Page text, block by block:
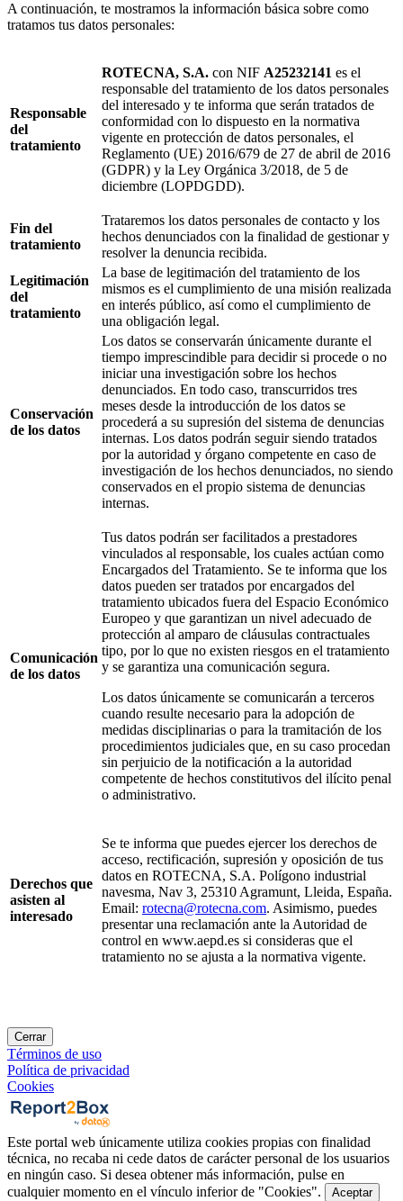
A continuación, te mostramos la información básica sobre como
tratamos tus datos personales:
Responsable
del
tratamiento
ROTECNA, S.A. con NIF A25232141 es el
responsable del tratamiento de los datos personales
del interesado y te informa que serán tratados de
conformidad con lo dispuesto en la normativa
vigente en protección de datos personales, el
Reglamento (UE) 2016/679 de 27 de abril de 2016
(GDPR) y la Ley Orgánica 3/2018, de 5 de
diciembre (LOPDGDD).
Fin del
tratamiento
Trataremos los datos personales de contacto y los
hechos denunciados con la finalidad de gestionar y
resolver la denuncia recibida.
Legitimación
del
tratamiento
La base de legitimación del tratamiento de los
mismos es el cumplimiento de una misión realizada
en interés público, así como el cumplimiento de
una obligación legal.
Conservación
de los datos
Los datos se conservarán únicamente durante el
tiempo imprescindible para decidir si procede o no
iniciar una investigación sobre los hechos
denunciados. En todo caso, transcurridos tres
meses desde la introducción de los datos se
procederá a su supresión del sistema de denuncias
internas. Los datos podrán seguir siendo tratados
por la autoridad y órgano competente en caso de
investigación de los hechos denunciados, no siendo
conservados en el propio sistema de denuncias
internas.
Comunicación
de los datos
Tus datos podrán ser facilitados a prestadores
vinculados al responsable, los cuales actúan como
Encargados del Tratamiento. Se te informa que los
datos pueden ser tratados por encargados del
tratamiento ubicados fuera del Espacio Económico
Europeo y que garantizan un nivel adecuado de
protección al amparo de cláusulas contractuales
tipo, por lo que no existen riesgos en el tratamiento
y se garantiza una comunicación segura.
Los datos únicamente se comunicarán a terceros
cuando resulte necesario para la adopción de
medidas disciplinarias o para la tramitación de los
procedimientos judiciales que, en su caso procedan
sin perjuicio de la notificación a la autoridad
competente de hechos constitutivos del ilícito penal
o administrativo.
Derechos que
asisten al
interesado
Se te informa que puedes ejercer los derechos de
acceso, rectificación, supresión y oposición de tus
datos en ROTECNA, S.A. Polígono industrial
navesma, Nav 3, 25310 Agramunt, Lleida, España.
Email: rotecna@rotecna.com. Asimismo, puedes
presentar una reclamación ante la Autoridad de
control en www.aepd.es si consideras que el
tratamiento no se ajusta a la normativa vigente.
Cerrar
Términos de uso
Política de privacidad
Cookies
Este portal web únicamente utiliza cookies propias con finalidad
técnica, no recaba ni cede datos de carácter personal de los usuarios
en ningún caso. Si desea obtener más información, pulse en
cualquier momento en el vínculo inferior de "Cookies".
Aceptar